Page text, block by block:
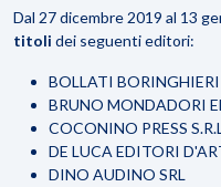
Dal 27 dicembre 2019 al 13
titoli dei seguenti editori:
BOLLATI BORINGHIERI
BRUNO MONDADORI
COCONINO PRESS
DE LUCA EDITORI
DINO AUDINO SRL